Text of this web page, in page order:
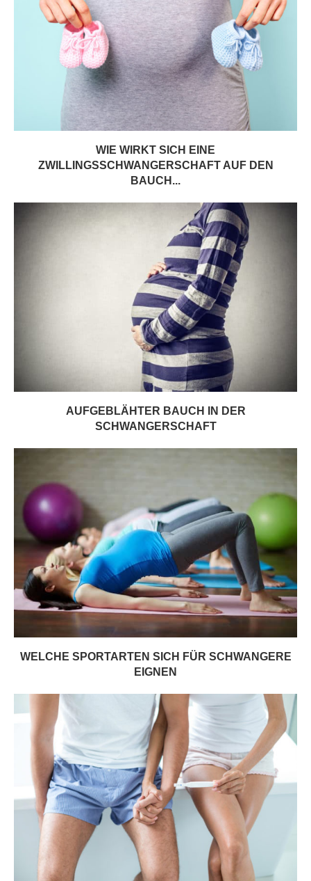
WIE WIRKT SICH EINE
ZWILLINGSSCHWANGERSCHAFT AUF DEN
BAUCH...
AUFGEBLÄHTER BAUCH IN DER
SCHWANGERSCHAFT
WELCHE SPORTARTEN SICH FÜR SCHWANGERE
EIGNEN